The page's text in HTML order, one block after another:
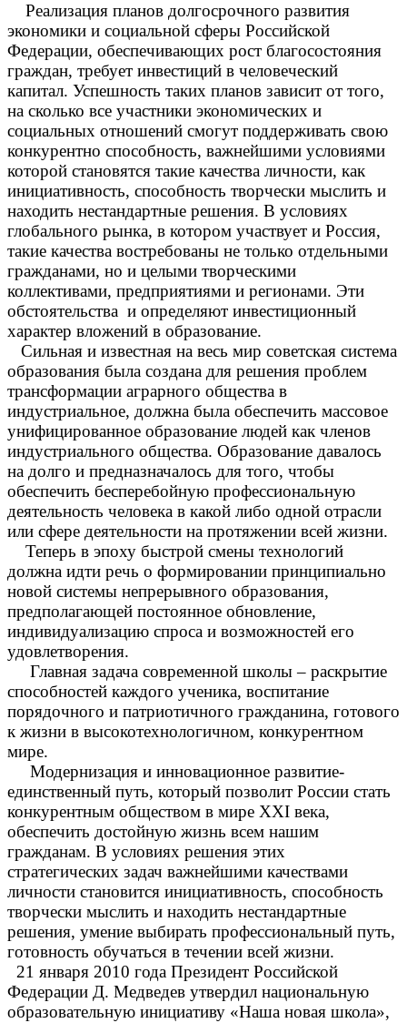
Реализация планов долгосрочного развития
экономики и социальной сферы Российской
Федерации, обеспечивающих рост благосостояния
граждан, требует инвестиций в человеческий
капитал. Успешность таких планов зависит от того,
на сколько все участники экономических и
социальных отношений смогут поддерживать свою
конкурентно способность, важнейшими условиями
которой становятся такие качества личности, как
инициативность, способность творчески мыслить и
находить нестандартные решения. В условиях
глобального рынка, в котором участвует и Россия,
такие качества востребованы не только отдельными
гражданами, но и целыми творческими
коллективами, предприятиями и регионами. Эти
обстоятельства и определяют инвестиционный
характер вложений в образование.
Сильная и известная на весь мир советская система
образования была создана для решения проблем
трансформации аграрного общества в
индустриальное, должна была обеспечить массовое
унифицированное образование людей как членов
индустриального общества. Образование давалось
на долго и предназначалось для того, чтобы
обеспечить бесперебойную профессиональную
деятельность человека в какой либо одной отрасли
или сфере деятельности на протяжении всей жизни.
Теперь в эпоху быстрой смены технологий
должна идти речь о формировании принципиально
новой системы непрерывного образования,
предполагающей постоянное обновление,
индивидуализацию спроса и возможностей его
удовлетворения.
Главная задача современной школы – раскрытие
способностей каждого ученика, воспитание
порядочного и патриотичного гражданина, готового
к жизни в высокотехнологичном, конкурентном
мире.
Модернизация и инновационное развитие-
единственный путь, который позволит России стать
конкурентным обществом в мире ХХI века,
обеспечить достойную жизнь всем нашим
гражданам. В условиях решения этих
стратегических задач важнейшими качествами
личности становится инициативность, способность
творчески мыслить и находить нестандартные
решения, умение выбирать профессиональный путь,
готовность обучаться в течении всей жизни.
21 января 2010 года Президент Российской
Федерации Д. Медведев утвердил национальную
образовательную инициативу «Наша новая школа»,